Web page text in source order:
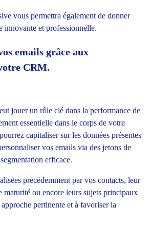
vous permettra également de donner
innovante et professionnelle.
emails grâce aux
CRM.
jouer un rôle clé dans la performance de
essentielle dans le corps de votre
capitaliser sur les données présentes
vos emails via des jetons de
efficace.
précédemment par vos contacts, leur
maturité ou encore leurs sujets principaux
pertinente et à favoriser la